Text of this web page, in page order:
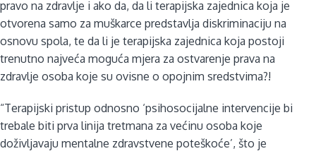
pravo na zdravlje i ako da, da li terapijska zajednica koja je
otvorena samo za muškarce predstavlja diskriminaciju na
osnovu spola, te da li je terapijska zajednica koja postoji
trenutno najveća moguća mjera za ostvarenje prava na
zdravlje osoba koje su ovisne o opojnim sredstvima?!
“Terapijski pristup odnosno ‘psihosocijalne intervencije bi
trebale biti prva linija tretmana za većinu osoba koje
doživljavaju mentalne zdravstvene poteškoće’, što je